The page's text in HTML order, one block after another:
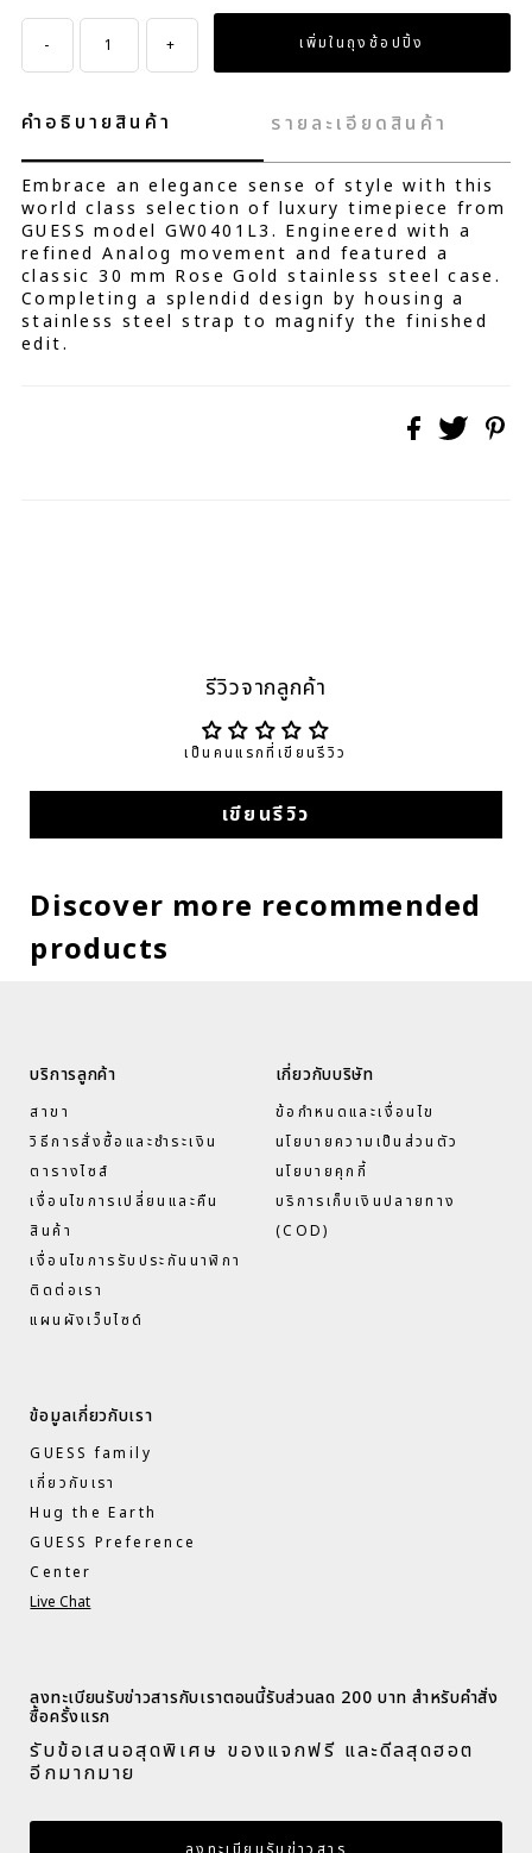
- +
คำอธิบายสินค้า รายละเอียดสินค้า
Embrace an elegance sense of style with this
world class selection of luxury timepiece from
GUESS model GW0401L3. Engineered with a
refined Analog movement and featured a
classic 30 mm Rose Gold stainless steel case.
Completing a splendid design by housing a
stainless steel strap to magnify the finished
edit.
รีวิวจากลูกค้า
เป็นคนแรกที่เขียนรีวิว
เขียนรีวิว
Discover more recommended
products
บริการลูกค้า
สาขา
วิธีการสั่งซื้อและชำระเงิน
ตารางไซส์
เงื่อนไขการเปลี่ยนและคืน
สินค้า
เงื่อนไขการรับประกันนาฬิกา
ติดต่อเรา
แผนผังเว็บไซด์
เกี่ยวกับบริษัท
ข้อกำหนดและเงื่อนไข
นโยบายความเป็นส่วนตัว
นโยบายคุกกี้
บริการเก็บเงินปลายทาง
(COD)
ข้อมูลเกี่ยวกับเรา
GUESS family
เกี่ยวกับเรา
Hug the Earth
GUESS Preference
Center
Live Chat
ลงทะเบียนรับข่าวสารกับเราตอนนี้รับส่วนลด 200 บาท สำหรับคำสั่ง
ซื้อครั้งแรก​
รับข้อเสนอสุดพิเศษ ของแจกฟรี และดีลสุดฮอต
อีกมากมาย​
กรอกอีเมล